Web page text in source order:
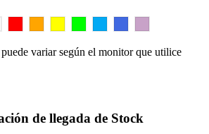
variar según el monitor que utilice
de llegada de Stock